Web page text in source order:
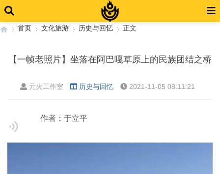
首页 文化旅游 历史与回忆 正文
【一帧老照片】坐落在阿巴嘎草原上的民族团结之桥
元火工作室 历史与回忆 2021-11-05 08:11:21
作者：于立平